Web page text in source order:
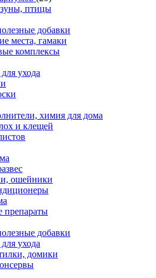
птицы
добавки
места, гамаки
комплексы
ухода
химия для дома
и клещей
ошейники
препараты
добавки
ухода
домики